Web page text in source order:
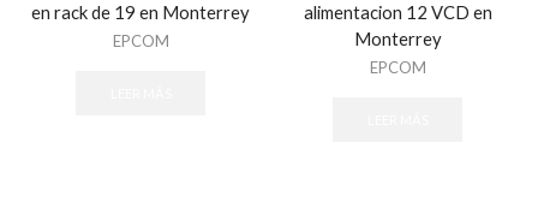
en rack de 19 en Monterrey
EPCOM
alimentacion 12 VCD en
Monterrey
EPCOM